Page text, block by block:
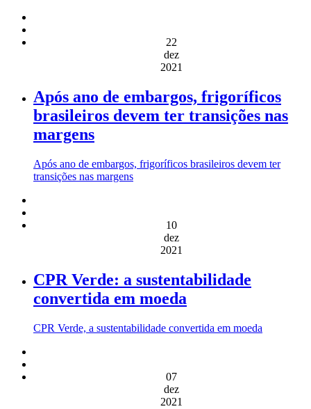
22
dez
2021
Após ano de embargos, frigoríficos
brasileiros devem ter transições nas
margens
Após ano de embargos, frigoríficos brasileiros devem ter
transições nas margens
10
dez
2021
CPR Verde: a sustentabilidade
convertida em moeda
CPR Verde, a sustentabilidade convertida em moeda
07
dez
2021